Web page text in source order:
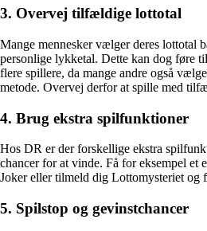
3. Overvej tilfældige lottotal
Mange mennesker vælger deres lottotal
personlige lykketal. Dette kan dog føre
flere spillere, da mange andre også
metode. Overvej derfor at spille med
4. Brug ekstra spilfunktioner
Hos DR er der forskellige ekstra
chancer for at vinde. Få for eksempel et
Joker eller tilmeld dig Lottomysteriet og
5. Spilstop og gevinstchancer